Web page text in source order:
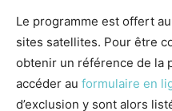
Le programme est offert
sites satellites. Pour être
obtenir un référence de la
accéder au formulaire en
d’exclusion y sont alors